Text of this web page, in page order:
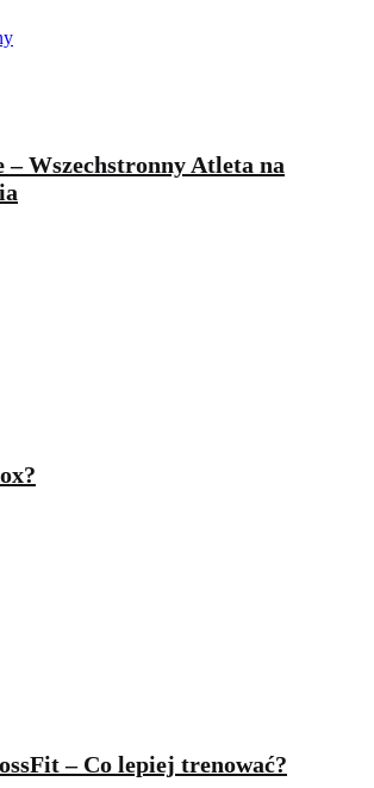
Wszechstronny Atleta na
– Co lepiej trenować?